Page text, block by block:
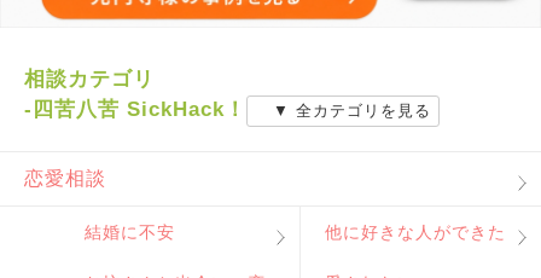
相談カテゴリ
-四苦八苦 SickHack！
▼ 全カテゴリを見る
恋愛相談
結婚に不安 他に好きな人ができた